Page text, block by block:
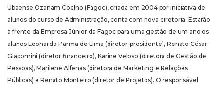
Ubaense Ozanam Coelho (Fagoc), criada em 2004 por iniciativa de
alunos do curso de Administração, conta com nova diretoria. Estarão
à frente da Empresa Júnior da Fagoc para uma gestão de um ano os
alunos Leonardo Parma de Lima (diretor-presidente), Renato César
Giacomini (diretor financeiro), Karine Veloso (diretora de Gestão de
Pessoas), Marilene Alfenas (diretora de Marketing e Relações
Públicas) e Renato Monteiro (diretor de Projetos). O responsável